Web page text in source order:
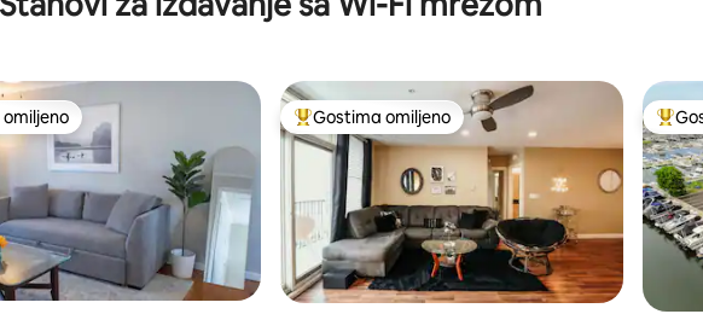
Najuspešniji među gostima omiljenim
Gostima omiljeno